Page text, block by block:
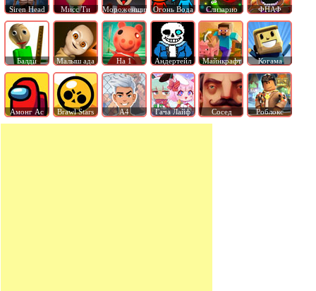
Siren Head Мисс Ти Мороженщик Огонь Вода Слизарио ФНАФ
Балди Малыш ада На 1 Андертейл Майнкрафт Когама
Амонг Ас Brawl Stars А4 Гача Лайф Сосед Роблокс